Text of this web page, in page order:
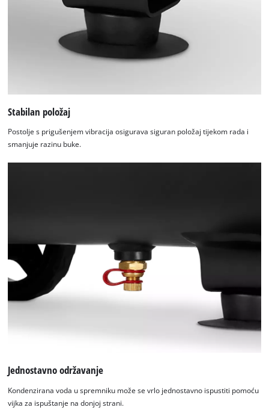
Stabilan položaj
Postolje s prigušenjem vibracija osigurava siguran položaj tijekom rada i
smanjuje razinu buke.
Jednostavno održavanje
Kondenzirana voda u spremniku može se vrlo jednostavno ispustiti pomoću
vijka za ispuštanje na donjoj strani.